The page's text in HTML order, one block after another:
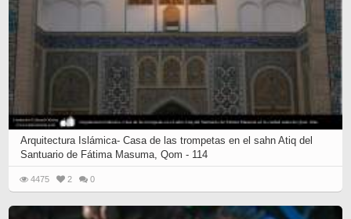
Arquitectura Islámica- Casa de las trompetas en el sahn Atiq del
Santuario de Fátima Masuma, Qom - 114
4475 2 0